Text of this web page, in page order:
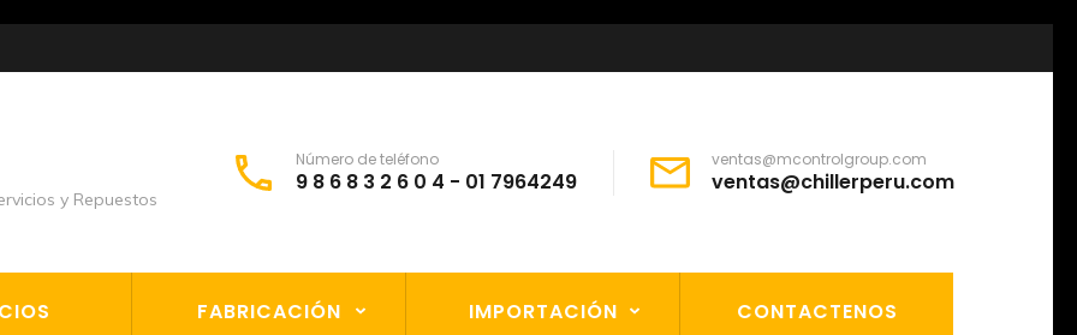
y Repuestos
Número de teléfono
9 8 6 8 3 2 6 0 4 - 01 7964249
ventas@mcontrolgroup.com
ventas@chillerperu.com
FABRICACIÓN IMPORTACIÓN CONTACTENOS